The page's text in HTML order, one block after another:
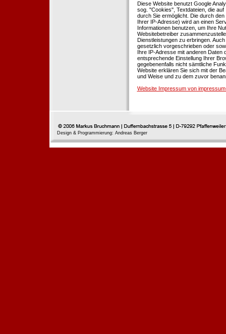
Diese Website benutzt Google
sog. ''Cookies'', Textdateien, die
durch Sie ermöglicht. Die durch
Ihrer IP-Adresse) wird an einen
Informationen benutzen, um Ihre
Websitebetreiber
Dienstleistungen zu erbringen.
gesetzlich vorgeschrieben oder
Ihre IP-Adresse mit anderen Daten
entsprechende Einstellung Ihrer
gegebenenfalls nicht sämtliche
Website erklären Sie sich mit der
und Weise und zu dem zuvor
Website Impressum von
Design & Programmierung: Andreas Berger